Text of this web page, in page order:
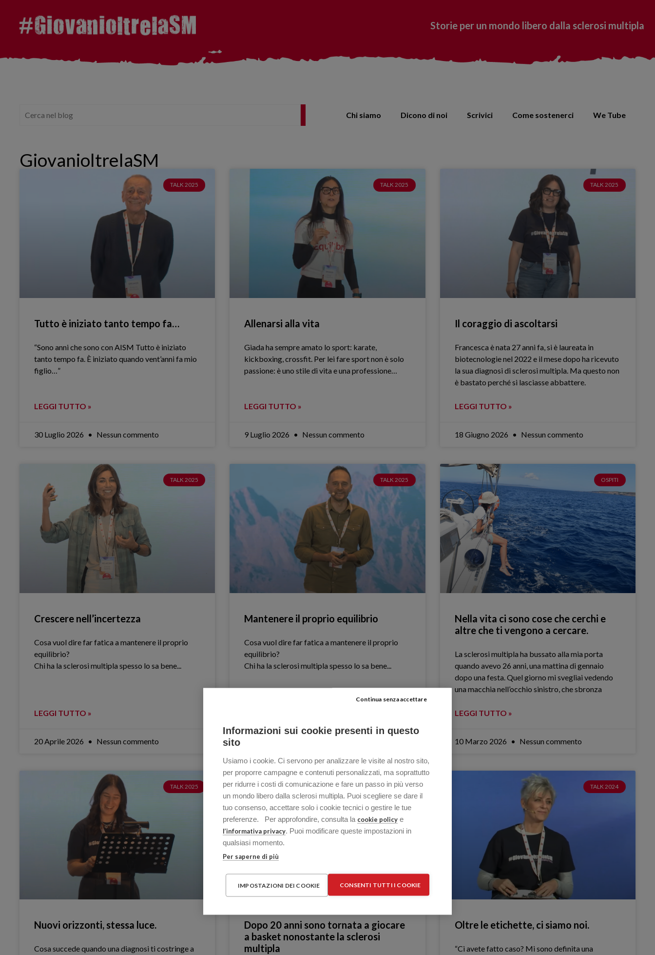
Storie per un mondo libero dalla sclerosi multipla
Chi siamo Dicono di noi Scrivici Come sostenerci We Tube
GiovanioltrelaSM
TALK 2025
Tutto è iniziato tanto tempo fa…
“Sono anni che sono con AISM Tutto è iniziato
tanto tempo fa. È iniziato quando vent’anni fa mio
figlio…”
LEGGI TUTTO »
30 Luglio 2026 Nessun commento
TALK 2025
Allenarsi alla vita
Giada ha sempre amato lo sport: karate,
kickboxing, crossfit. Per lei fare sport non è solo
passione: è uno stile di vita e una professione…
LEGGI TUTTO »
9 Luglio 2026 Nessun commento
TALK 2025
Il coraggio di ascoltarsi
Francesca è nata 27 anni fa, si è laureata in
biotecnologie nel 2022 e il mese dopo ha ricevuto
la sua diagnosi di sclerosi multipla. Ma questo non
è bastato perché si lasciasse abbattere.
LEGGI TUTTO »
18 Giugno 2026 Nessun commento
TALK 2025
Crescere nell’incertezza
Cosa vuol dire far fatica a mantenere il proprio
equilibrio?
Chi ha la sclerosi multipla spesso lo sa bene.​..
LEGGI TUTTO »
20 Aprile 2026 Nessun commento
TALK 2025
Mantenere il proprio equilibrio
Cosa vuol dire far fatica a mantenere il proprio
equilibrio?
Chi ha la sclerosi multipla spesso lo sa bene.​..
OSPITI
Nella vita ci sono cose che cerchi e
altre che ti vengono a cercare.
La sclerosi multipla ha bussato alla mia porta
quando avevo 26 anni, una mattina di gennaio
dopo una festa. Quel giorno mi svegliai vedendo
una macchia nell’occhio sinistro, che sbronza
LEGGI TUTTO »
10 Marzo 2026 Nessun commento
TALK 2025
Nuovi orizzonti, stessa luce.
Cosa succede quando una diagnosi ti costringe a
OSPITI
Dopo 20 anni sono tornata a giocare
a basket nonostante la sclerosi
multipla
TALK 2024
Oltre le etichette, ci siamo noi.
“Ci avete fatto caso? Mi sono definita una
Informazioni sui cookie presenti in questo
sito
Usiamo i cookie. Ci servono per analizzare le visite al nostro sito,
per proporre campagne e contenuti personalizzati, ma soprattutto
per ridurre i costi di comunicazione e fare un passo in più verso
un mondo libero dalla sclerosi multipla. Puoi scegliere se dare il
tuo consenso, accettare solo i cookie tecnici o gestire le tue
preferenze. Per approfondire, consulta la cookie policy e
l’informativa privacy. Puoi modificare queste impostazioni in
qualsiasi momento.
Per saperne di più
IMPOSTAZIONI DEI COOKIE CONSENTI TUTTI I COOKIE
Continua senza accettare